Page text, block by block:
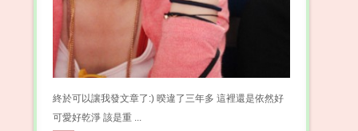
終於可以讓我發文章了:) 暌違了三年多 這裡還是依然好
可愛好乾淨 該是重 ...